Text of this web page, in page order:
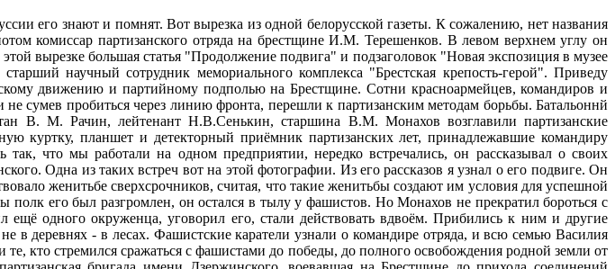
его знают и помнят. Вот вырезка из одной белорусской газеты. К сожалению, нет названия
комиссар партизанского отряда на брестщине И.М. Терешенков. В левом верхнем углу он
вырезке большая статья "Продолжение подвига" и подзаголовок "Новая экспозиция в музее
научный сотрудник мемориального комплекса "Брестская крепость-герой". Приведу
движению и партийному подполью на Брестщине. Сотни красноармейцев, командиров и
сумев пробиться через линию фронта, перешли к партизанским методам борьбы. Батальоннй
В. М. Рачин, лейтенант Н.В.Сенькин, старшина В.М. Монахов возглавили партизанские
куртку, планшет и детекторный приёмник партизанских лет, принадлежавшие командиру
что мы работали на одном предприятии, нередко встречались, он рассказывал о своих
Одна из таких встреч вот на этой фотографии. Из его рассказов я узнал о его подвиге. Он
женитьбе сверхсрочников, считая, что такие женитьбы создают им условия для успешной
его был разгромлен, он остался в тылу у фашистов. Но Монахов не прекратил бороться с
одного окруженца, уговорил его, стали действовать вдвоём. Прибились к ним и другие
в деревнях - в лесах. Фашистские каратели узнали о командире отряда, и всю семью Василия
кто стремился сражаться с фашистами до победы, до полного освобождения родной земли от